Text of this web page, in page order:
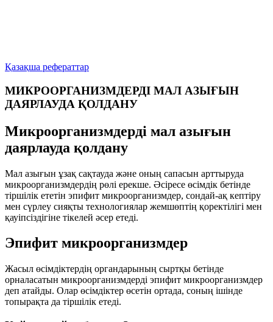
Қазақша рефераттар
МИКРООРГАНИЗМДЕРДІ МАЛ АЗЫҒЫН
ДАЯРЛАУДА ҚОЛДАНУ
Микроорганизмдерді мал азығын
даярлауда қолдану
Мал азығын ұзақ сақтауда және оның сапасын арттыруда
микроорганизмдердің рөлі ерекше. Әсіресе өсімдік бетінде
тіршілік ететін эпифит микроорганизмдер, сондай-ақ кептіру
мен сүрлеу сияқты технологиялар жемшөптің қоректілігі мен
қауіпсіздігіне тікелей әсер етеді.
Эпифит микроорганизмдер
Жасыл өсімдіктердің органдарының сыртқы бетінде
орналасатын микроорганизмдерді эпифит микроорганизмдер
деп атайды. Олар өсімдіктер өсетін ортада, соның ішінде
топырақта да тіршілік етеді.